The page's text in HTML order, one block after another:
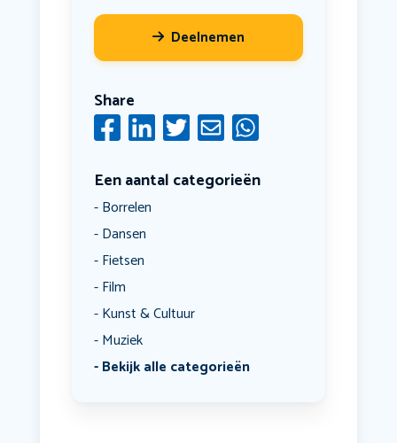
Deelnemen
Share
Een aantal categorieën
Borrelen
Dansen
Fietsen
Film
Kunst & Cultuur
Muziek
Bekijk alle categorieën